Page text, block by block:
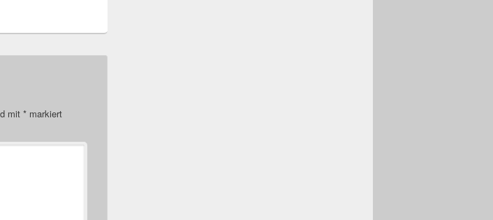
mit * markiert